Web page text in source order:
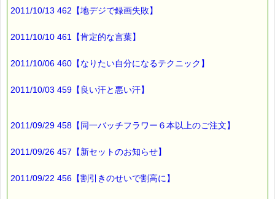
の方に
特典２）500円のｅクーポン券プレゼント
※期間：１月１５日まで
※セット商品は対象外です。
特典２）1000円のｅクーポン券プレゼント
2011/10/13 462【地デジで録画失敗】
2011/10/10 461【肯定的な言葉】
2011/10/06 460【なりたい自分になるテクニック】
2011/10/03 459【良い汗と悪い汗】
2011/09/29 458【同一バッチフラワー６本以上のご注文】
2011/09/26 457【新セットのお知らせ】
2011/09/22 456【割引きのせいで割高に】